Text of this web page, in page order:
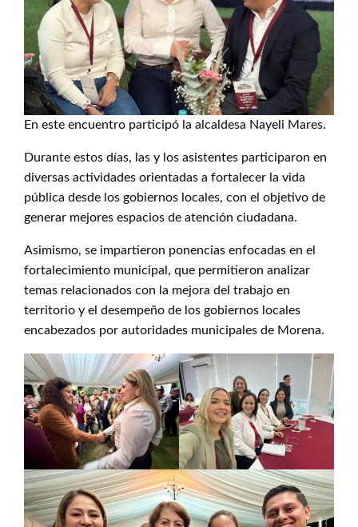
En este encuentro participó la alcaldesa Nayeli Mares.
Durante estos días, las y los asistentes participaron en
diversas actividades orientadas a fortalecer la vida
pública desde los gobiernos locales, con el objetivo de
generar mejores espacios de atención ciudadana.
Asimismo, se impartieron ponencias enfocadas en el
fortalecimiento municipal, que permitieron analizar
temas relacionados con la mejora del trabajo en
territorio y el desempeño de los gobiernos locales
encabezados por autoridades municipales de Morena.